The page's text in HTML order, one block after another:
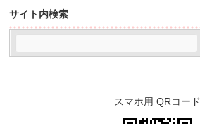
サイト内検索
スマホ用 QRコード